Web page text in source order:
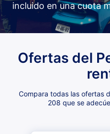
incluido en una cuota
Ofertas del
Compara todas las ofertas
208 que se